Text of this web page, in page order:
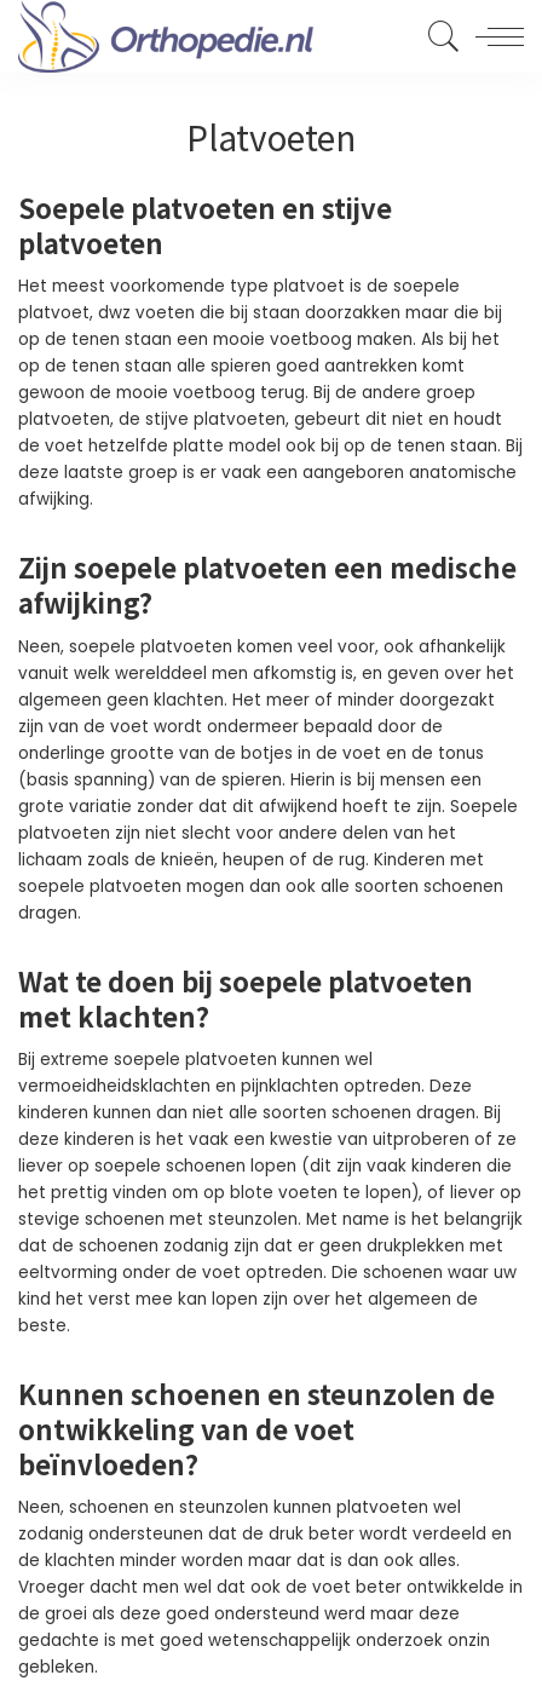
Platvoeten
Soepele platvoeten en stijve
platvoeten
Het meest voorkomende type platvoet is de soepele
platvoet, dwz voeten die bij staan doorzakken maar die bij
op de tenen staan een mooie voetboog maken. Als bij het
op de tenen staan alle spieren goed aantrekken komt
gewoon de mooie voetboog terug. Bij de andere groep
platvoeten, de stijve platvoeten, gebeurt dit niet en houdt
de voet hetzelfde platte model ook bij op de tenen staan. Bij
deze laatste groep is er vaak een aangeboren anatomische
afwijking.
Zijn soepele platvoeten een medische
afwijking?
Neen, soepele platvoeten komen veel voor, ook afhankelijk
vanuit welk werelddeel men afkomstig is, en geven over het
algemeen geen klachten. Het meer of minder doorgezakt
zijn van de voet wordt ondermeer bepaald door de
onderlinge grootte van de botjes in de voet en de tonus
(basis spanning) van de spieren. Hierin is bij mensen een
grote variatie zonder dat dit afwijkend hoeft te zijn. Soepele
platvoeten zijn niet slecht voor andere delen van het
lichaam zoals de knieën, heupen of de rug. Kinderen met
soepele platvoeten mogen dan ook alle soorten schoenen
dragen.
Wat te doen bij soepele platvoeten
met klachten?
Bij extreme soepele platvoeten kunnen wel
vermoeidheidsklachten en pijnklachten optreden. Deze
kinderen kunnen dan niet alle soorten schoenen dragen. Bij
deze kinderen is het vaak een kwestie van uitproberen of ze
liever op soepele schoenen lopen (dit zijn vaak kinderen die
het prettig vinden om op blote voeten te lopen), of liever op
stevige schoenen met steunzolen. Met name is het belangrijk
dat de schoenen zodanig zijn dat er geen drukplekken met
eeltvorming onder de voet optreden. Die schoenen waar uw
kind het verst mee kan lopen zijn over het algemeen de
beste.
Kunnen schoenen en steunzolen de
ontwikkeling van de voet
beïnvloeden?
Neen, schoenen en steunzolen kunnen platvoeten wel
zodanig ondersteunen dat de druk beter wordt verdeeld en
de klachten minder worden maar dat is dan ook alles.
Vroeger dacht men wel dat ook de voet beter ontwikkelde in
de groei als deze goed ondersteund werd maar deze
gedachte is met goed wetenschappelijk onderzoek onzin
gebleken.